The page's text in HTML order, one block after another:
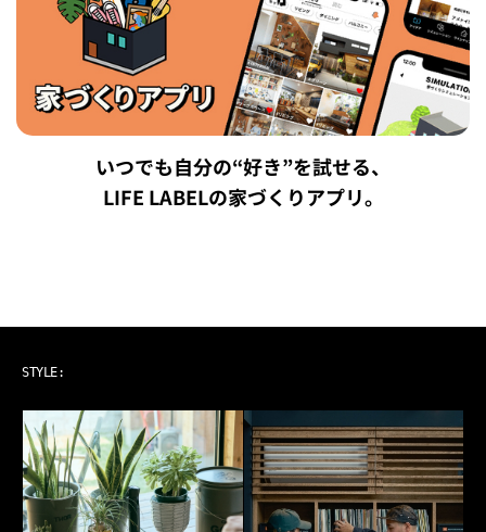
いつでも自分の“好き”を試せる、
LIFE LABELの家づくりアプリ。
STYLE: